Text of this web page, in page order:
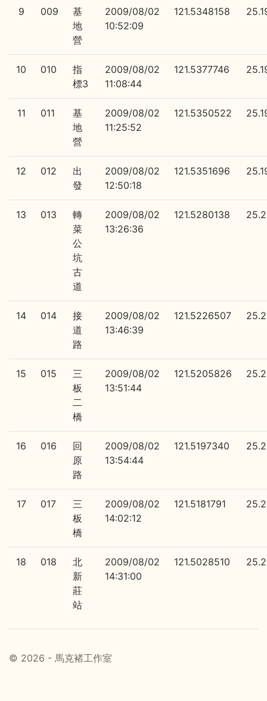
9 009
基
地
營
2009/08/02
10:52:09
121.5348158
10 010
指
標3
2009/08/02
11:08:44
121.5377746
11 011
基
地
營
2009/08/02
11:25:52
121.5350522
12 012
出
發
2009/08/02
12:50:18
121.5351696
13 013
轉
菜
公
坑
古
道
2009/08/02
13:26:36
121.5280138
14 014
接
道
路
2009/08/02
13:46:39
121.5226507
15 015
三
板
二
橋
2009/08/02
13:51:44
121.5205826
16 016
回
原
路
2009/08/02
13:54:44
121.5197340
17 017
三
板
橋
2009/08/02
14:02:12
121.5181791
18 018
北
新
莊
站
2009/08/02
14:31:00
121.5028510
© 2026 - 馬克褚工作室